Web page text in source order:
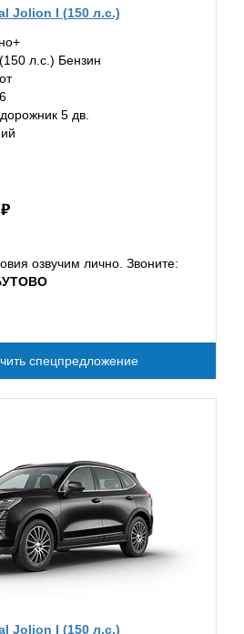
Jolion I (150 л.с.)
л.с.) Бензин
5 дв.
озвучим лично. Звоните:
спецпредложение
Jolion I (150 л.с.)